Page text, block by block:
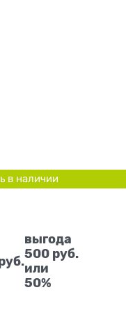
в наличии
выгода
500 руб.
или
50%